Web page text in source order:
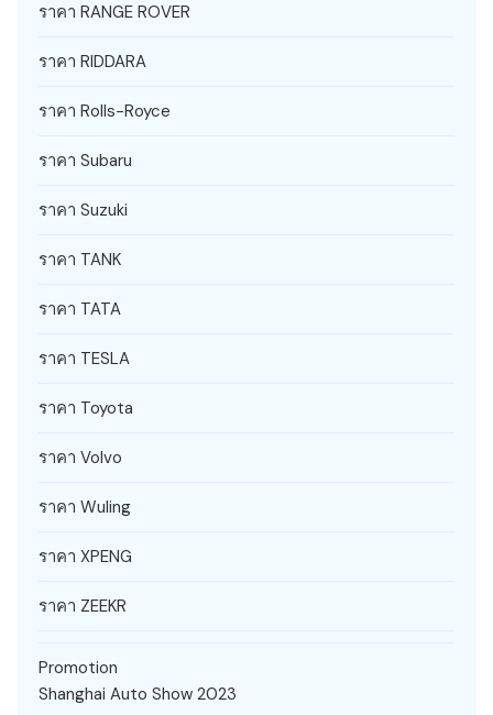
ราคา RANGE ROVER
ราคา RIDDARA
ราคา Rolls-Royce
ราคา Subaru
ราคา Suzuki
ราคา TANK
ราคา TATA
ราคา TESLA
ราคา Toyota
ราคา Volvo
ราคา Wuling
ราคา XPENG
ราคา ZEEKR
Promotion
Shanghai Auto Show 2023